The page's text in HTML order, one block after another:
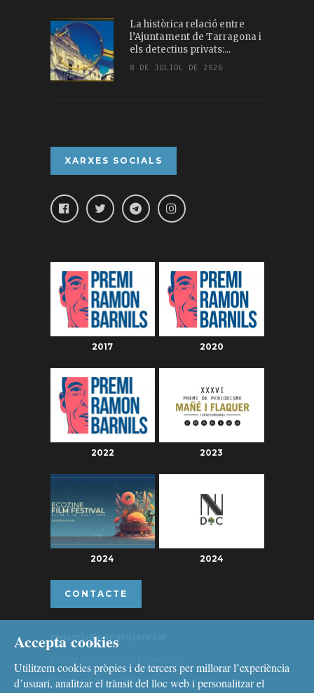
La històrica relació entre
l’Ajuntament de Tarragona i
els detectius privats:...
8 DE JULIOL DE 2026
XARXES SOCIALS
2017 2020
2022 2023
2024 2024
CONTACTE
redaccio@portaenrere.cat
Telèfon: 626 26 19 93
Accepta cookies
Utilitzem cookies pròpies i de tercers per millorar l’experiència
d’usuari, analitzar el trànsit del lloc web i personalitzar el